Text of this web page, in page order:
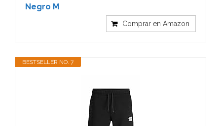
Negro M
Comprar en Amazon
BESTSELLER NO. 7